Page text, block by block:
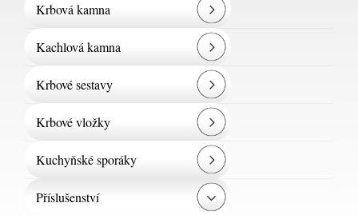
Krbová kamna
Kachlová kamna
Krbové sestavy
Krbové vložky
Kuchyňské sporáky
Příslušenství